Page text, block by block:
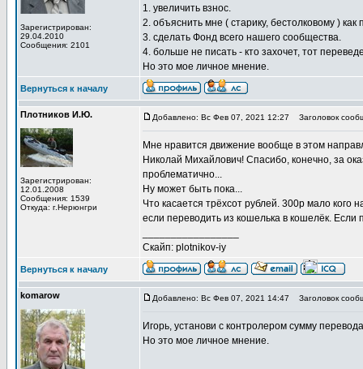
Зарегистрирован:
29.04.2010
Сообщения: 2101
1. увеличить взнос.
2. объяснить мне ( старику, бестолковому ) как
3. сделать Фонд всего нашего сообщества.
4. больше не писать - кто захочет, тот
Но это мое личное мнение.
Вернуться к началу
Плотников И.Ю.
Зарегистрирован:
12.01.2008
Сообщения: 1539
Откуда: г.Нерюнгри
Добавлено: Вс Фев 07, 2021 12:27 Заголовок
Мне нравится движение вообще в этом
Николай Михайлович! Спасибо, конечно, за
проблематично...
Ну может быть пока...
Что касается трёхсот рублей. 300р мало кого
если переводить из кошелька в кошелёк.
Скайп: plotnikov-iy
Вернуться к началу
komarow Добавлено: Вс Фев 07, 2021 14:47 Заголовок
Игорь, установи с контролером сумму
Но это мое личное мнение.